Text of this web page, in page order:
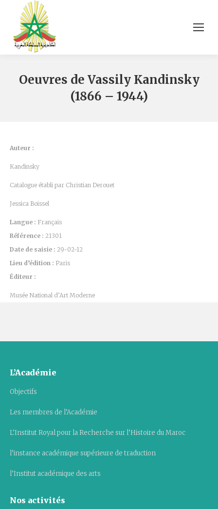
Oeuvres de Vassily Kandinsky
(1866 – 1944)
Auteur :
Kandinsky
Catalogue établi par Christian Derouet
Jessica Boissel
Langue : Français
Référence : 21301
Date de saisie : 29-02-12
Lieu d’édition : Paris
Éditeur :
Musée National d’Art Moderne
L’Académie
Objectifs
Les membres de l’Académie
L’Institut Royal pour la Recherche sur l’Histoire du Maroc
l’instance académique supérieure de traduction
l’Institut académique des arts
Nos activités